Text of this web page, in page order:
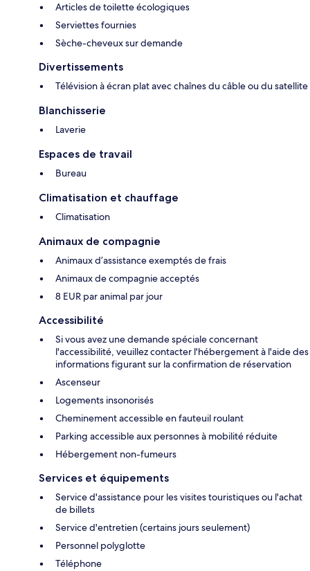
Articles de toilette écologiques
Serviettes fournies
Sèche-cheveux sur demande
Divertissements
Télévision à écran plat avec chaînes du câble ou du satellite
Blanchisserie
Laverie
Espaces de travail
Bureau
Climatisation et chauffage
Climatisation
Animaux de compagnie
Animaux d’assistance exemptés de frais
Animaux de compagnie acceptés
8 EUR par animal par jour
Accessibilité
Si vous avez une demande spéciale concernant
l'accessibilité, veuillez contacter l'hébergement à l'aide des
informations figurant sur la confirmation de réservation
Ascenseur
Logements insonorisés
Cheminement accessible en fauteuil roulant
Parking accessible aux personnes à mobilité réduite
Hébergement non-fumeurs
Services et équipements
Service d'assistance pour les visites touristiques ou l'achat
de billets
Service d'entretien (certains jours seulement)
Personnel polyglotte
Téléphone